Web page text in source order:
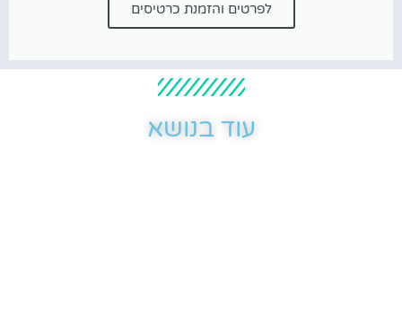
לפרטים והזמנת כרטיסים
עוד בנושא